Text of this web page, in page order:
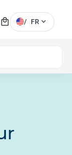
local_mall / FR expand_more